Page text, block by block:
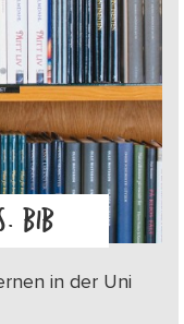
BIB
in der Uni